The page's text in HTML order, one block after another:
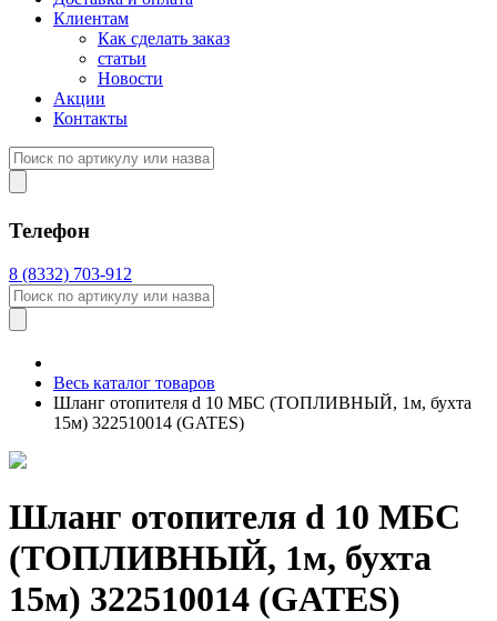
Клиентам
Как сделать заказ
статьи
Новости
Акции
Контакты
Телефон
8 (8332) 703-912
Весь каталог товаров
Шланг отопителя d 10 МБС (ТОПЛИВНЫЙ, 1м, бухта
15м) 322510014 (GATES)
Шланг отопителя d 10 МБС
(ТОПЛИВНЫЙ, 1м, бухта
15м) 322510014 (GATES)